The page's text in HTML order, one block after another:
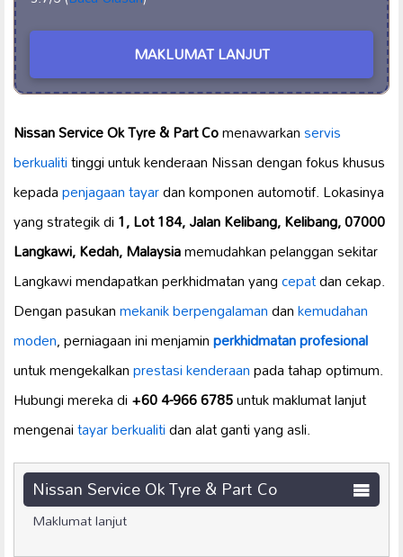
MAKLUMAT LANJUT
Nissan Service Ok Tyre & Part Comenawarkanservis
berkualititinggi untuk kenderaan Nissan dengan fokus khusus
kepadapenjagaan tayardan komponen automotif. Lokasinya
yang strategik di1, Lot 184, Jalan Kelibang, Kelibang, 07000
Langkawi, Kedah, Malaysiamemudahkan pelanggan sekitar
Langkawi mendapatkan perkhidmatan yangcepatdan cekap.
Dengan pasukanmekanik berpengalamandankemudahan
moden, perniagaan ini menjaminperkhidmatan profesional
untuk mengekalkanprestasi kenderaanpada tahap optimum.
Hubungi mereka di+60 4-966 6785untuk maklumat lanjut
mengenaitayar berkualitidan alat ganti yang asli.
Nissan Service Ok Tyre & Part Co
Maklumat lanjut